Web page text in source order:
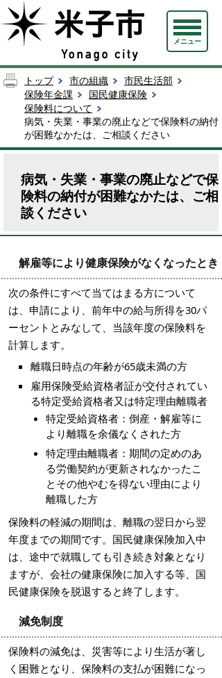
メニュー
トップ 市の組織
市民生活部
保険年金課
国民健康保険
保険料について
病気・失業・事業の廃止などで保険料の納付
が困難なかたは、ご相談ください
病気・失業・事業の廃止などで保
険料の納付が困難なかたは、ご相
談ください
解雇等により健康保険がなくなったとき
次の条件にすべて当てはまる方について
は、申請により、前年中の給与所得を30パ
ーセントとみなして、当該年度の保険料を
計算します。
離職日時点の年齢が65歳未満の方
雇用保険受給資格者証が交付されてい
る特定受給資格者又は特定理由離職者
特定受給資格者：倒産・解雇等に
より離職を余儀なくされた方
特定理由離職者：期間の定めのあ
る労働契約が更新されなかったこ
とその他やむを得ない理由により
離職した方
保険料の軽減の期間は、離職の翌日から翌
年度までの期間です。国民健康保険加入中
は、途中で就職しても引き続き対象となり
ますが、会社の健康保険に加入する等、国
民健康保険を脱退すると終了します。
減免制度
保険料の減免は、災害等により生活が著し
く困難となり、保険料の支払が困難になっ